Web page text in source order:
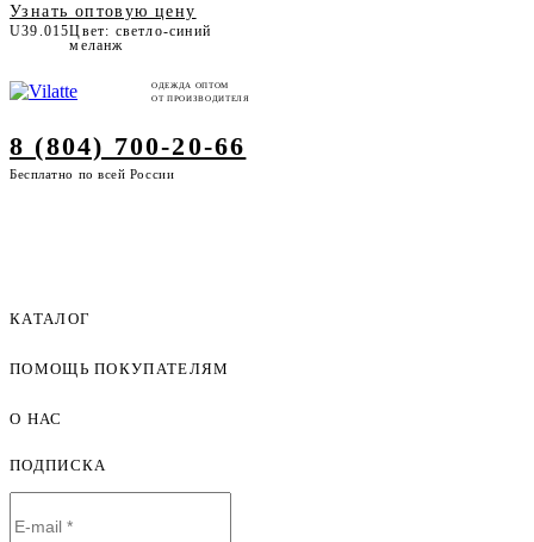
Узнать оптовую цену
U39.015Цвет: светло-синий
меланж
ОДЕЖДА ОПТОМ
ОТ ПРОИЗВОДИТЕЛЯ
8 (804) 700-20-66
Бесплатно по всей России
КАТАЛОГ
Женская одежда оптом
Мужская одежда оптом
ПОМОЩЬ ПОКУПАТЕЛЯМ
Оплата и доставка
Договор-оферта
Условия сотрудничества
О НАС
ПОДПИСКА